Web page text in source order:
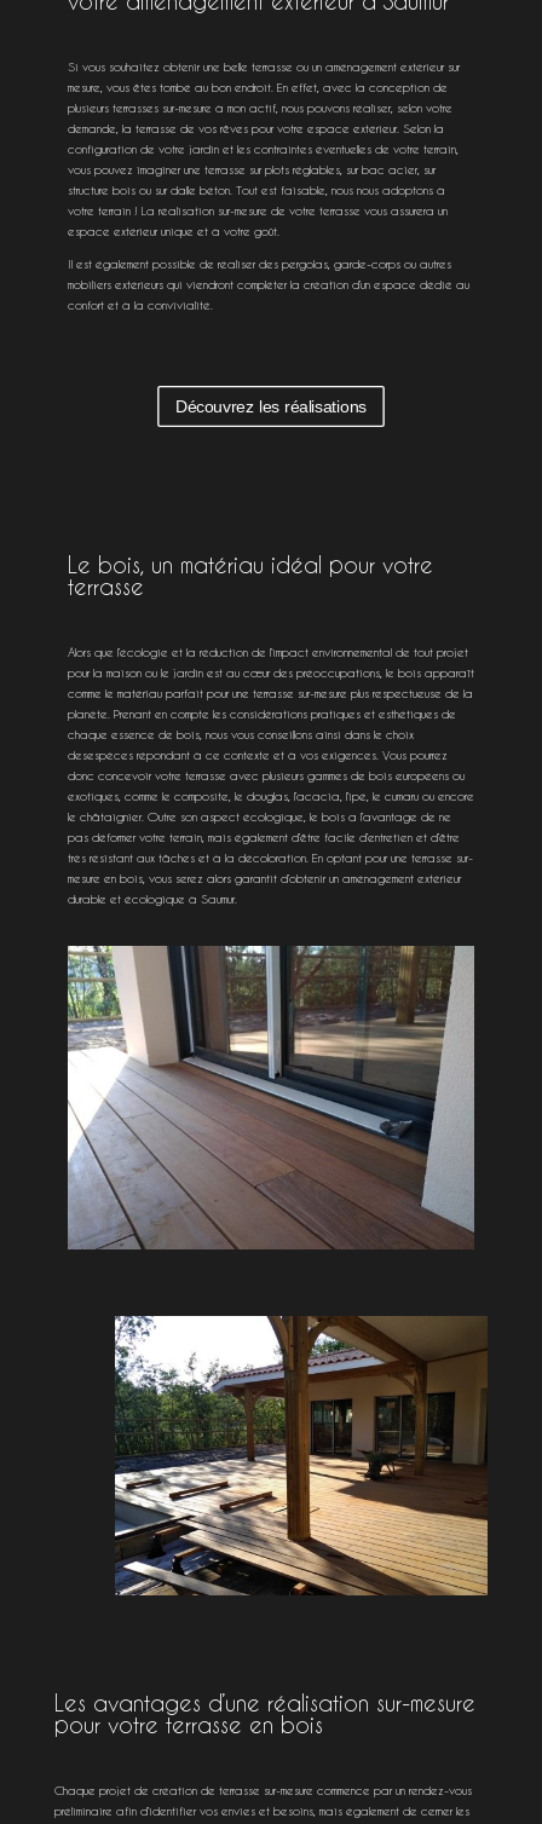
Si vous souhaitez obtenir une belle terrasse ou un aménagement extérieur sur
mesure, vous êtes tombé au bon endroit. En effet, avec la conception de
plusieurs terrasses sur-mesure à mon actif, nous pouvons réaliser, selon votre
demande, la terrasse de vos rêves pour votre espace extérieur. Selon la
configuration de votre jardin et les contraintes éventuelles de votre terrain,
vous pouvez imaginer une terrasse sur plots réglables, sur bac acier, sur
structure bois ou sur dalle béton. Tout est faisable, nous nous adoptons à
votre terrain ! La réalisation sur-mesure de votre terrasse vous assurera un
espace extérieur unique et à votre goût.
Il est également possible de réaliser des pergolas, garde-corps ou autres
mobiliers extérieurs qui viendront compléter la création d’un espace dédié au
confort et à la convivialité.
Découvrez les réalisations
Le bois, un matériau idéal pour votre
terrasse
Alors que l’écologie et la réduction de l’impact environnemental de tout projet
pour la maison ou le jardin est au cœur des préoccupations, le bois apparaît
comme le matériau parfait pour une terrasse sur-mesure plus respectueuse de la
planète. Prenant en compte les considérations pratiques et esthétiques de
chaque essence de bois, nous vous conseillons ainsi dans le choix
desespèces répondant à ce contexte et à vos exigences. Vous pourrez
donc concevoir votre terrasse avec plusieurs gammes de bois européens ou
exotiques, comme le composite, le douglas, l’acacia, l’ipé, le cumaru ou encore
le châtaignier. Outre son aspect écologique, le bois a l’avantage de ne
pas déformer votre terrain, mais également d’être facile d’entretien et d’être
très résistant aux tâches et à la décoloration. En optant pour une terrasse sur-
mesure en bois, vous serez alors garantit d’obtenir un aménagement extérieur
durable et écologique à Saumur.
Les avantages d’une réalisation sur-mesure
pour votre terrasse en bois
Chaque projet de création de terrasse sur-mesure commence par un rendez-vous
préliminaire afin d’identifier vos envies et besoins, mais également de cerner les